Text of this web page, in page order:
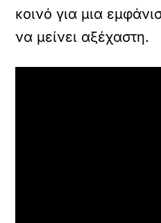
κοινό για μια
να μείνει αξέχαστη.